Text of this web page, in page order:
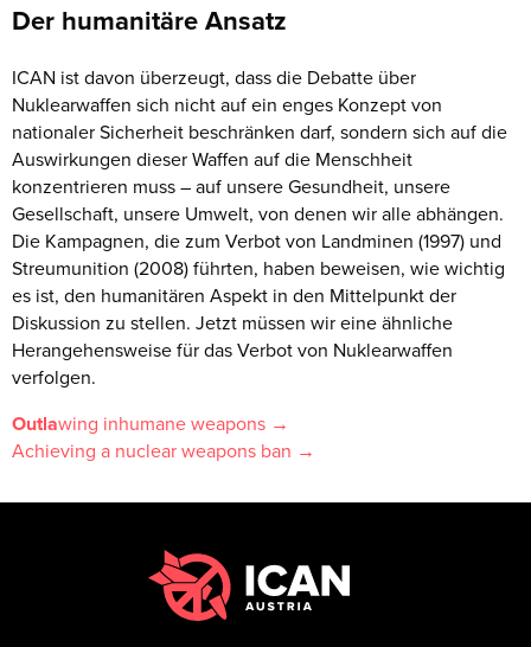
Der humanitäre Ansatz
ICAN ist davon überzeugt, dass die Debatte über
Nuklearwaffen sich nicht auf ein enges Konzept von
nationaler Sicherheit beschränken darf, sondern sich auf die
Auswirkungen dieser Waffen auf die Menschheit
konzentrieren muss – auf unsere Gesundheit, unsere
Gesellschaft, unsere Umwelt, von denen wir alle abhängen.
Die Kampagnen, die zum Verbot von Landminen (1997) und
Streumunition (2008) führten, haben beweisen, wie wichtig
es ist, den humanitären Aspekt in den Mittelpunkt der
Diskussion zu stellen. Jetzt müssen wir eine ähnliche
Herangehensweise für das Verbot von Nuklearwaffen
verfolgen.
Outlawing inhumane weapons →
Achieving a nuclear weapons ban →